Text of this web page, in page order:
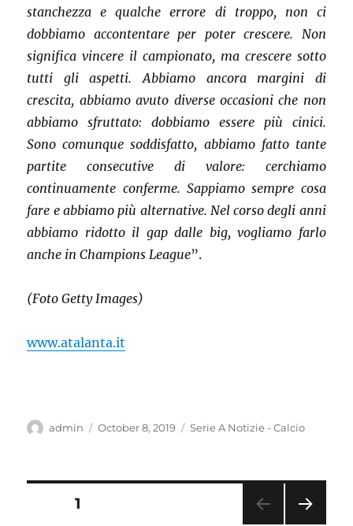
stanchezza e qualche errore di troppo, non ci
dobbiamo accontentare per poter crescere. Non
significa vincere il campionato, ma crescere sotto
tutti gli aspetti.Abbiamo ancora margini di
crescita, abbiamo avuto diverse occasioni che non
abbiamo sfruttato: dobbiamo essere più cinici.
Sono comunque soddisfatto, abbiamo fatto tante
partite consecutive di valore: cerchiamo
continuamente conferme. Sappiamo sempre cosa
fare e abbiamo più alternative. Nel corso degli anni
abbiamo ridotto il gap dalle big, vogliamo farlo
anche in Champions League”.
(Foto Getty Images)
www.atalanta.it
Author
admin
Posted
October 8, 2019 Categories
Serie A Notizie - Calcio
Posts
PAGE1